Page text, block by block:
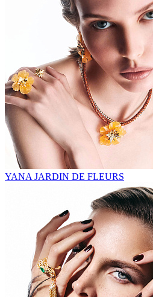
YANA JARDIN DE FLEURS